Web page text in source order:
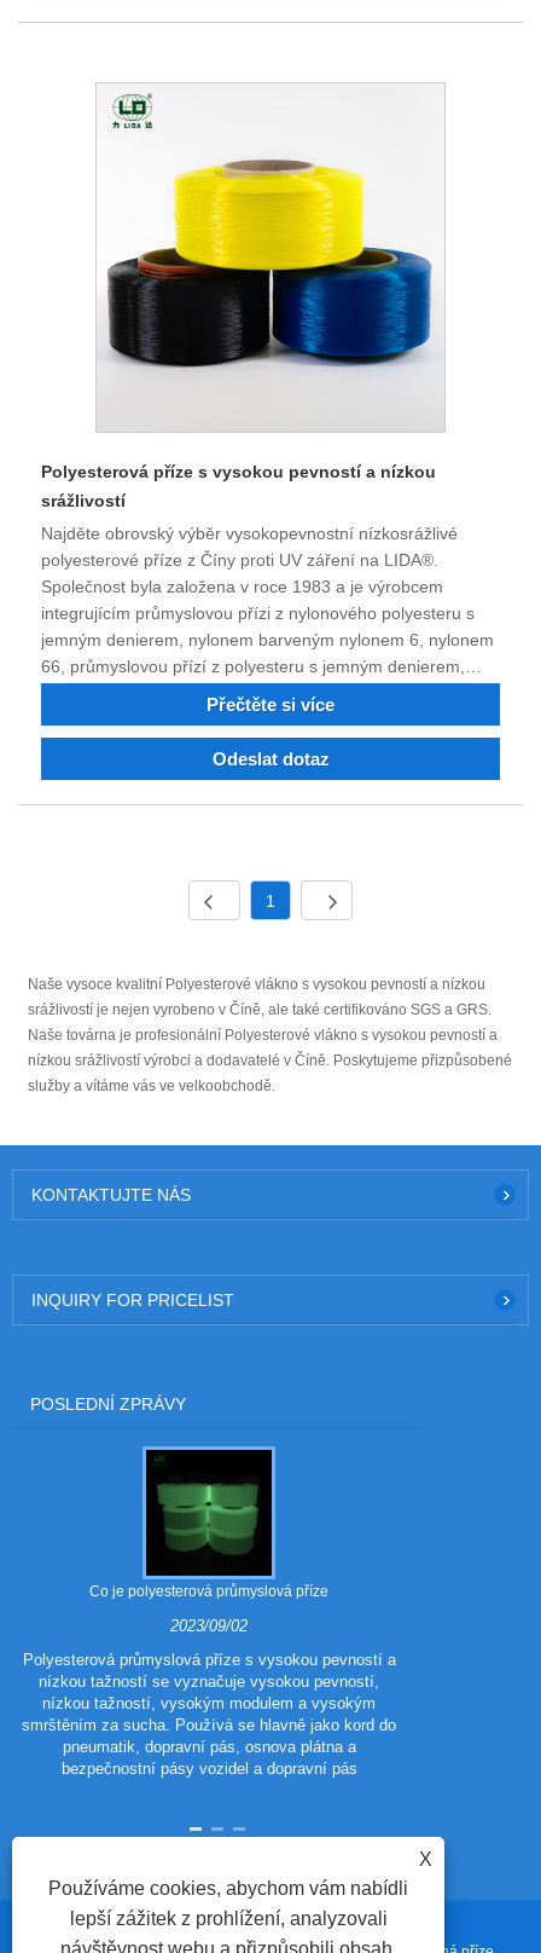
Polyesterová příze s vysokou pevností a nízkou
srážlivostí
Najděte obrovský výběr vysokopevnostní nízkosrážlivé
polyesterové příze z Číny proti UV záření na LIDA®.
Společnost byla založena v roce 1983 a je výrobcem
integrujícím průmyslovou přízi z nylonového polyesteru s
jemným denierem, nylonem barveným nylonem 6, nylonem
66, průmyslovou přízí z polyesteru s jemným denierem,
nehořlavým a recyklovaným nylonovým polyesterovým
vláknem a můžete si objednat průmyslový polyesterový
boje a technologické transformace a inovací si kvalita
dobrou pověst a má právo na dovoz a vývoz. Věříme, že s
vámi můžeme v budoucnu spolupracovat na oboustranně
Přečtěte si více
Odeslat dotaz
1
Naše vysoce kvalitní Polyesterové vlákno s vysokou pevností a nízkou
srážlivostí je nejen vyrobeno v Číně, ale také certifikováno SGS a GRS.
Naše továrna je profesionální Polyesterové vlákno s vysokou pevností a
nízkou srážlivostí výrobci a dodavatelé v Číně. Poskytujeme přizpůsobené
služby a vítáme vás ve velkoobchodě.
KONTAKTUJTE NÁS
INQUIRY FOR PRICELIST
POSLEDNÍ ZPRÁVY
Co je polyesterová průmyslová příze
2023/09/02
Polyesterová průmyslová příze s vysokou pevností a
nízkou tažností se vyznačuje vysokou pevností,
nízkou tažností, vysokým modulem a vysokým
smrštěním za sucha. Používá se hlavně jako kord do
pneumatik, dopravní pás, osnova plátna a
bezpečnostní pásy vozidel a dopravní pás
X
Používáme cookies, abychom vám nabídli
lepší zážitek z prohlížení, analyzovali
návštěvnost webu a přizpůsobili obsah.